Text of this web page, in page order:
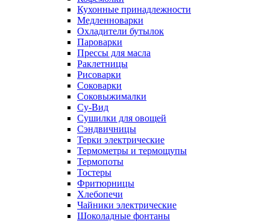
Кухонные принадлежности
Медленноварки
Охладители бутылок
Пароварки
Прессы для масла
Раклетницы
Рисоварки
Соковарки
Соковыжималки
Су-Вид
Сушилки для овощей
Сэндвичницы
Терки электрические
Термометры и термощупы
Термопоты
Тостеры
Фритюрницы
Хлебопечи
Чайники электрические
Шоколадные фонтаны